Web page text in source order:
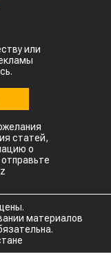
или
статей,
о
материалов